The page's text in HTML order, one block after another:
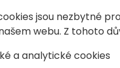
jsou nezbytné
webu. Z tohoto
a analytické cookies